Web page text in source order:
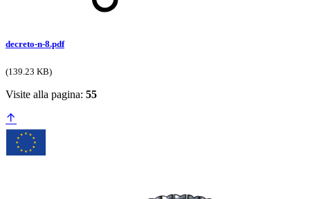
decreto-n-8.pdf
(139.23 KB)
Visite alla pagina: 55